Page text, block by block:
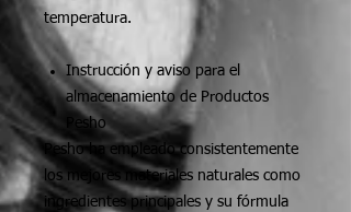
temperatura.
Instrucción y aviso para el
almacenamiento de Productos
Pesho
Pesho ha empleado consistentemente
los mejores materiales naturales como
ingredientes principales y su fórmula